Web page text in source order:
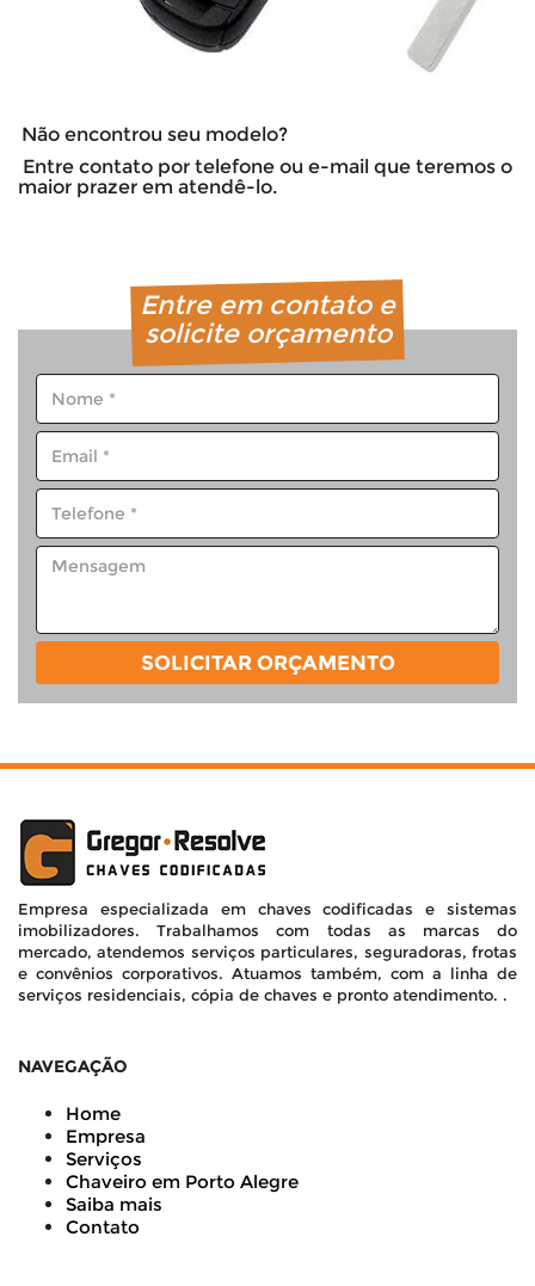
Não encontrou seu modelo?
Entre contato por telefone ou e-mail que teremos o
maior prazer em atendê-lo.
Entre em contato e
solicite orçamento
SOLICITAR ORÇAMENTO
Empresa especializada em chaves codificadas e sistemas
imobilizadores. Trabalhamos com todas as marcas do
mercado, atendemos serviços particulares, seguradoras, frotas
e convênios corporativos. Atuamos também, com a linha de
serviços residenciais, cópia de chaves e pronto atendimento. .
NAVEGAÇÃO
Home
Empresa
Serviços
Chaveiro em Porto Alegre
Saiba mais
Contato